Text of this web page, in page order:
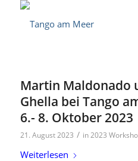
Martin Maldonado
Ghella bei Tango
6.- 8. Oktober 2023
21. August 2023 / in2023
Weiterlesen